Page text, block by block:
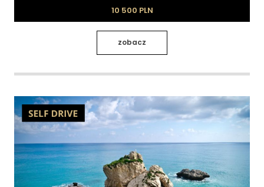
10 500 PLN
zobacz